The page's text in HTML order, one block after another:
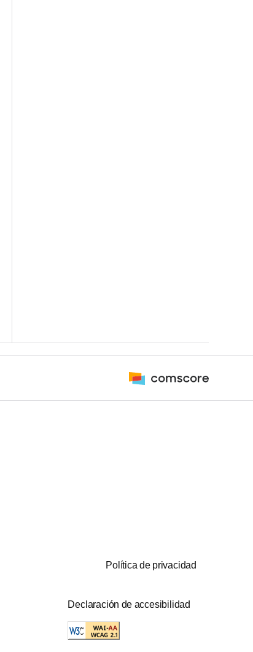
Política de privacidad
Declaración de accesibilidad